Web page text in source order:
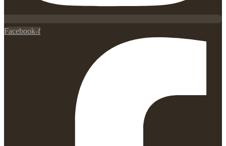
Facebook-f